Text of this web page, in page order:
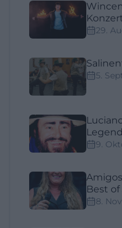
29.
5.
9.
Best
8.